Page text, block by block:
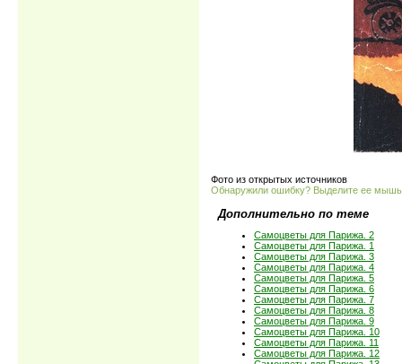
Фото из открытых источников
Обнаружили ошибку? Выделите ее
Дополнительно по теме
Самоцветы для Парижа. 2
Самоцветы для Парижа. 1
Самоцветы для Парижа. 3
Самоцветы для Парижа. 4
Самоцветы для Парижа. 5
Самоцветы для Парижа. 6
Самоцветы для Парижа. 7
Самоцветы для Парижа. 8
Самоцветы для Парижа. 9
Самоцветы для Парижа. 10
Самоцветы для Парижа. 11
Самоцветы для Парижа. 12